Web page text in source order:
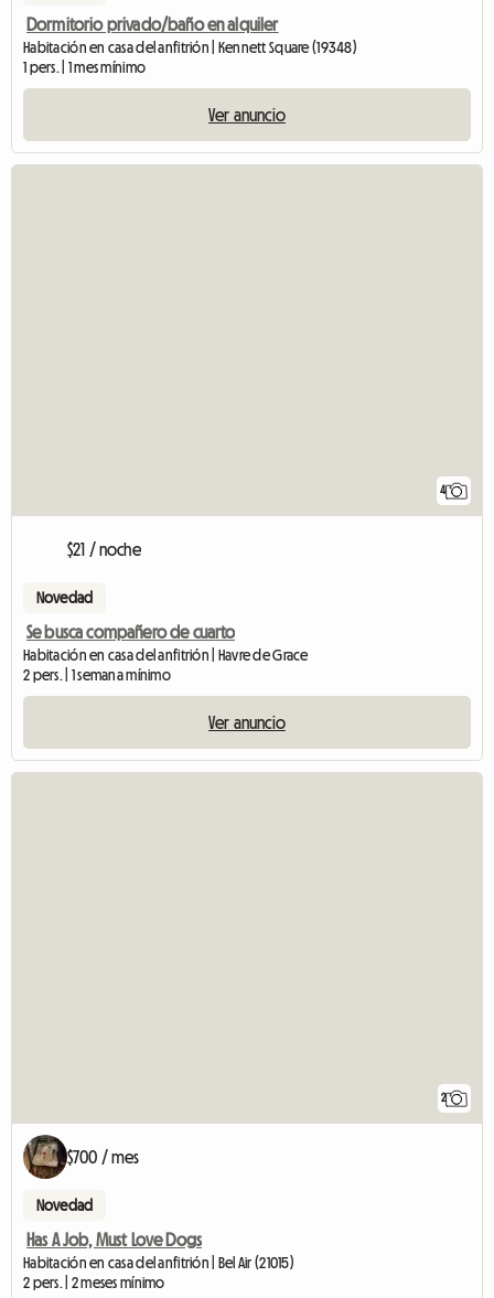
Dormitorio privado/baño en alquiler
Habitación en casa del anfitrión | Kennett Square (19348)
1 pers. | 1 mes mínimo
Ver anuncio
4
$21 / noche
Novedad
Se busca compañero de cuarto
Habitación en casa del anfitrión | Havre de Grace
2 pers. | 1 semana mínimo
Ver anuncio
2
$700 / mes
Novedad
Has A Job, Must Love Dogs
Habitación en casa del anfitrión | Bel Air (21015)
2 pers. | 2 meses mínimo